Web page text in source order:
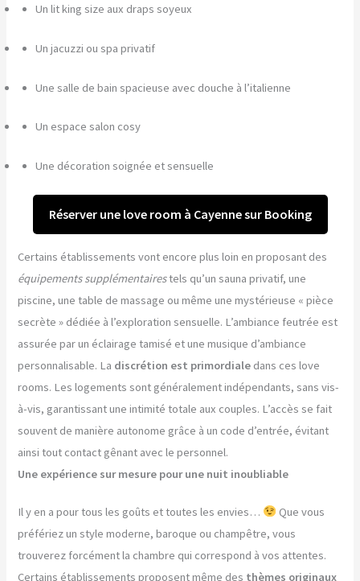
Un lit king size aux draps soyeux
Un jacuzzi ou spa privatif
Une salle de bain spacieuse avec douche à l’italienne
Un espace salon cosy
Une décoration soignée et sensuelle
Réserver une love room à Cayenne sur Booking
Certains établissements vont encore plus loin en proposant des
équipements supplémentairestels qu’un sauna privatif, une
piscine, une table de massage ou même une mystérieuse « pièce
secrète » dédiée à l’exploration sensuelle. L’ambiance feutrée est
assurée par un éclairage tamisé et une musique d’ambiance
personnalisable. La discrétion est primordiale dans ces love
rooms. Les logements sont généralement indépendants, sans vis-
à-vis, garantissant une intimité totale aux couples. L’accès se fait
souvent de manière autonome grâce à un code d’entrée, évitant
ainsi tout contact gênant avec le personnel.
Une expérience sur mesure pour une nuit inoubliable
Il y en a pour tous les goûts et toutes les envies…
Que vous
préfériez un style moderne, baroque ou champêtre, vous
trouverez forcément la chambre qui correspond à vos attentes.
Certains établissements proposent même des thèmes originaux